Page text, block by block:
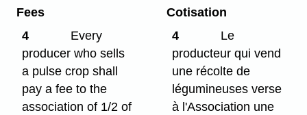
Fees
4
Every
producer who sells
a pulse crop shall
pay a fee to the
association of 1/2 of
Cotisation
4
Le
producteur qui vend
une récolte de
légumineuses verse
à l'Association une